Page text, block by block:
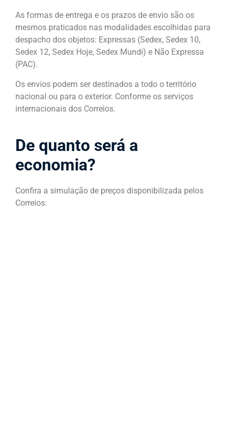
As formas de entrega e os prazos de envio são os
mesmos praticados nas modalidades escolhidas para
despacho dos objetos: Expressas (Sedex, Sedex 10,
Sedex 12, Sedex Hoje, Sedex Mundi) e Não Expressa
(PAC).
Os envios podem ser destinados a todo o território
nacional ou para o exterior. Conforme os serviços
internacionais dos Correios.
De quanto será a
economia?
Confira a simulação de preços disponibilizada pelos
Correios: